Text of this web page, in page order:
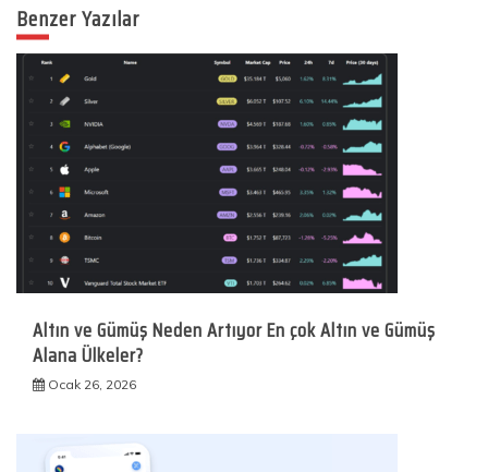
Benzer Yazılar
Altın ve Gümüş Neden Artıyor En çok Altın ve Gümüş
Alana Ülkeler?
Ocak 26, 2026